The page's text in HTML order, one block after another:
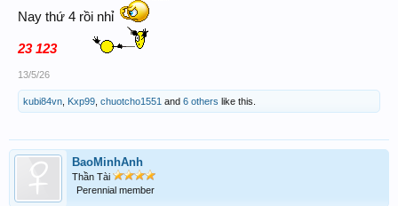
Nay thứ 4 rồi nhỉ
23 123
13/5/26
kubi84vn Kxp99 chuotcho1551 and 6 others like this.
BaoMinhAnh
Thần Tài
Perennial member